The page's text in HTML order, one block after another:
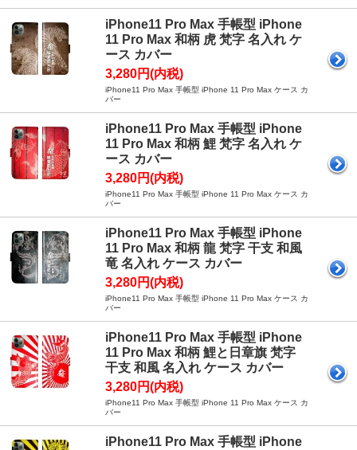
iPhone11 Pro Max 手帳型 iPhone
11 Pro Max 和柄 虎 梵字 名入れ ケ
ース カバー
3,280円(内税)
iPhone11 Pro Max 手帳型 iPhone 11 Pro Max ケース カ
バー
iPhone11 Pro Max 手帳型 iPhone
11 Pro Max 和柄 鯉 梵字 名入れ ケ
ース カバー
3,280円(内税)
iPhone11 Pro Max 手帳型 iPhone 11 Pro Max ケース カ
バー
iPhone11 Pro Max 手帳型 iPhone
11 Pro Max 和柄 龍 梵字 干支 和風
竜 名入れ ケース カバー
3,280円(内税)
iPhone11 Pro Max 手帳型 iPhone 11 Pro Max ケース カ
バー
iPhone11 Pro Max 手帳型 iPhone
11 Pro Max 和柄 鯉と日章旗 梵字
干支 和風 名入れ ケース カバー
3,280円(内税)
iPhone11 Pro Max 手帳型 iPhone 11 Pro Max ケース カ
バー
iPhone11 Pro Max 手帳型 iPhone